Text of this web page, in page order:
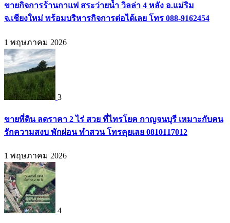
ขายกิจการร้านกาแฟ สระว่ายน้ำ วิลล่า 4 หลัง อ.แม่ริม
จ.เชียงใหม่ พร้อมบริหารกิจการต่อได้เลย โทร 088-9162454
1 พฤษภาคม 2026
3
ขายที่ดิน ลดราคา 2 ไร่ สวย ที่ไทรโยค กาญจนบุรี เหมาะกับคน
รักความสงบ พักผ่อน ทำสวน โทรคุยเลย 0810117012
1 พฤษภาคม 2026
4